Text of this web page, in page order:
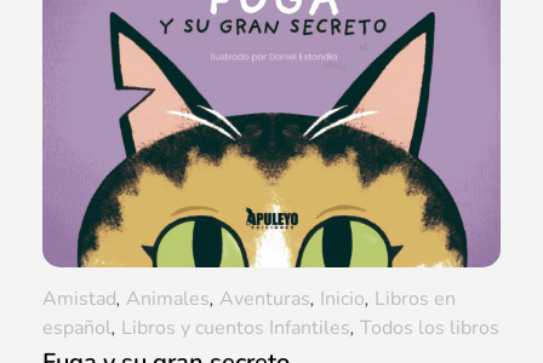
Amistad, Animales, Aventuras, Inicio, Libros en
español, Libros y cuentos Infantiles, Todos los libros